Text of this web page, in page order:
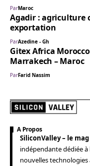
ParMaroc
Agadir : agriculture
exportation
ParAzedine - Gh
Gitex Africa
Marrakech – Maroc
ParFarid Nassim
A Propos
SiliconValley – le
indépendante dédiée
nouvelles technologies